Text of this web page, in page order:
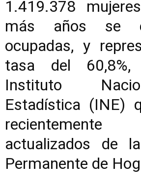
1.419.378
más años se
ocupadas, y
tasa del
Instituto
Estadística (INE)
actualizados de
Permanente de